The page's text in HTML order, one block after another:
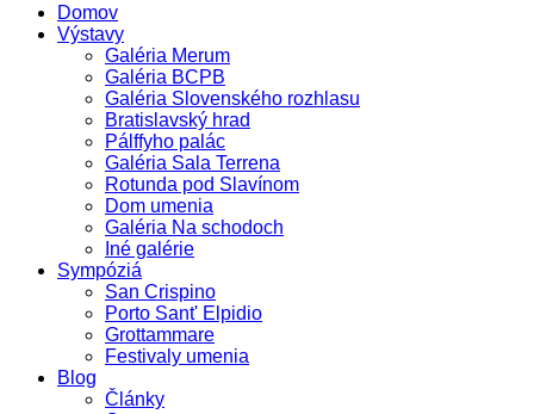
Domov
Výstavy
Galéria Merum
Galéria BCPB
Galéria Slovenského rozhlasu
Bratislavský hrad
Pálffyho palác
Galéria Sala Terrena
Rotunda pod Slavínom
Dom umenia
Galéria Na schodoch
Iné galérie
Sympóziá
San Crispino
Porto Sant' Elpidio
Grottammare
Festivaly umenia
Blog
Články